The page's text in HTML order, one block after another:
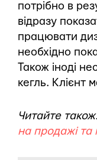
потрібно в
відразу
працювати
необхідно
Також іноді
кегль. Клієнт
Читайте
на продажі та